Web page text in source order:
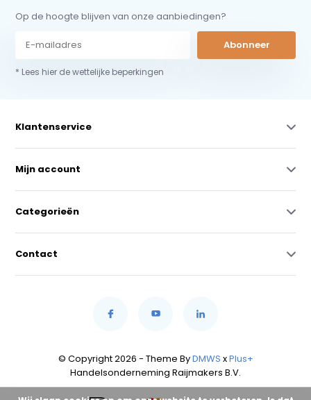
Op de hoogte blijven van onze aanbiedingen?
Abonneer
* Lees hier de wettelijke beperkingen
Klantenservice
Mijn account
Categorieën
Contact
© Copyright 2026 - Theme ByDMWS xPlus+
Handelsonderneming Raijmakers B.V.